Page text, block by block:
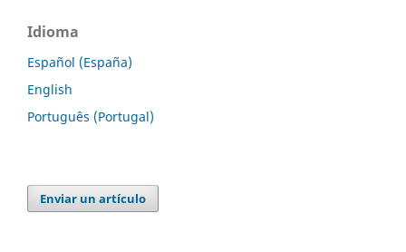
Idioma
Español (España)
English
Português (Portugal)
Enviar un artículo